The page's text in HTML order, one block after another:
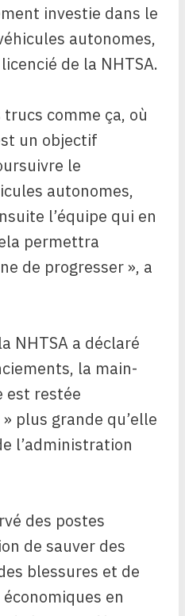
investie dans le
autonomes,
de la NHTSA.
comme ça, où
un objectif
le
autonomes,
l’équipe qui en
permettra
de progresser », a
NHTSA a déclaré
la main-
est restée
plus grande qu’elle
l’administration
des postes
de sauver des
blessures et de
en